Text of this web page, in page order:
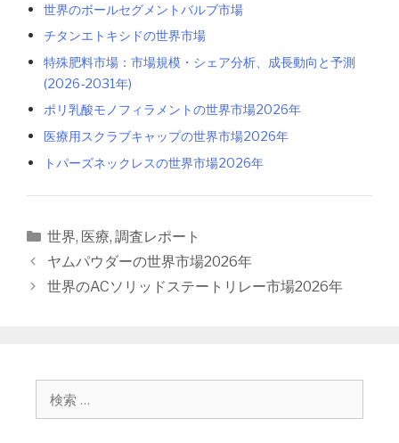
世界のボールセグメントバルブ市場
チタンエトキシドの世界市場
特殊肥料市場：市場規模・シェア分析、成長動向と予測
(2026-2031年)
ポリ乳酸モノフィラメントの世界市場2026年
医療用スクラブキャップの世界市場2026年
トパーズネックレスの世界市場2026年
カ
テ
ゴ
世界, 医療, 調査レポート
投
稿
ヤムパウダーの世界市場2026年
世界のACソリッドステートリレー市場2026年